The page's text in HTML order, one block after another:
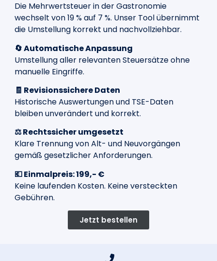
Die Mehrwertsteuer in der Gastronomie
wechselt von 19 % auf 7 %. Unser Tool übernimmt
die Umstellung korrekt und nachvollziehbar.
🔄 Automatische Anpassung
Umstellung aller relevanten Steuersätze ohne
manuelle Eingriffe.
🧾 Revisionssichere Daten
Historische Auswertungen und TSE-Daten
bleiben unverändert und korrekt.
⚖️ Rechtssicher umgesetzt
Klare Trennung von Alt- und Neuvorgängen
gemäß gesetzlicher Anforderungen.
💶 Einmalpreis: 199,- €
Keine laufenden Kosten. Keine versteckten
Gebühren.
Jetzt bestellen